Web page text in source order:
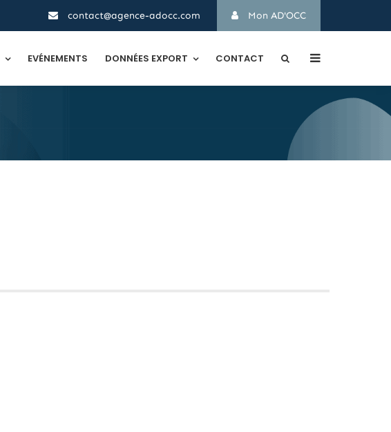
contact@agence-adocc.com Mon AD'OCC
EVÉNEMENTS DONNÉES EXPORT CONTACT